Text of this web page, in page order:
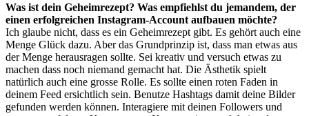
Was ist dein Geheimrezept? Was empfiehlst du jemandem, der
einen erfolgreichen Instagram-Account aufbauen möchte?
Ich glaube nicht, dass es ein Geheimrezept gibt. Es gehört auch eine
Menge Glück dazu. Aber das Grundprinzip ist, dass man etwas aus
der Menge herausragen sollte. Sei kreativ und versuch etwas zu
machen dass noch niemand gemacht hat. Die Ästhetik spielt
natürlich auch eine grosse Rolle. Es sollte einen roten Faden in
deinem Feed ersichtlich sein. Benutze Hashtags damit deine Bilder
gefunden werden können. Interagiere mit deinen Followers und